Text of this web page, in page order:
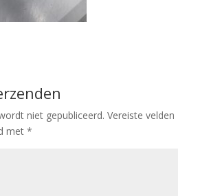
niet gepubliceerd. Vereiste velden
met *